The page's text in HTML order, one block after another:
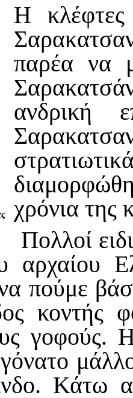
Η
παρέα να
ανδρική
χρόνια της
Πολλοί
αρχαίου
πούμε
κοντής
γοφούς.
Κάτω